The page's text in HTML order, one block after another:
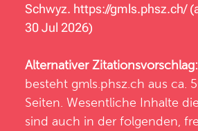
Schwyz. https://gmls.phsz.ch/
30 Jul 2026)
Alternativer Zitationsvorschlag:
besteht gmls.phsz.ch aus ca.
Seiten. Wesentliche Inhalte
sind auch in der folgenden,